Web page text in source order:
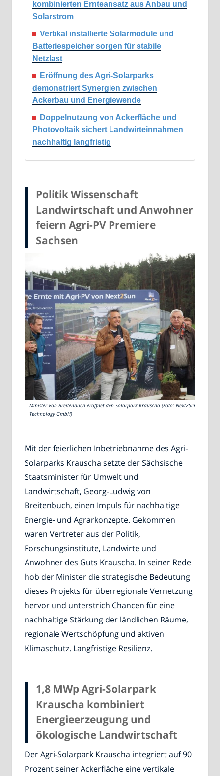
kombinierten Ernteansatz aus Anbau und
Solarstrom
Vertikal installierte Solarmodule und
Batteriespeicher sorgen für stabile
Netzlast
Eröffnung des Agri-Solarparks
demonstriert Synergien zwischen
Ackerbau und Energiewende
Doppelnutzung von Ackerfläche und
Photovoltaik sichert Landwirteinnahmen
nachhaltig langfristig
Politik Wissenschaft
Landwirtschaft und Anwohner
feiern Agri-PV Premiere
Sachsen
Minister von Breitenbuch eröffnet den Solarpark Krauscha (Foto: Next2Sun
Technology GmbH)
Mit der feierlichen Inbetriebnahme des Agri-
Solarparks Krauscha setzte der Sächsische
Staatsminister für Umwelt und
Landwirtschaft, Georg-Ludwig von
Breitenbuch, einen Impuls für nachhaltige
Energie- und Agrarkonzepte. Gekommen
waren Vertreter aus der Politik,
Forschungsinstitute, Landwirte und
Anwohner des Guts Krauscha. In seiner Rede
hob der Minister die strategische Bedeutung
dieses Projekts für überregionale Vernetzung
hervor und unterstrich Chancen für eine
nachhaltige Stärkung der ländlichen Räume,
regionale Wertschöpfung und aktiven
Klimaschutz. Langfristige Resilienz.
1,8 MWp Agri-Solarpark
Krauscha kombiniert
Energieerzeugung und
ökologische Landwirtschaft
Der Agri-Solarpark Krauscha integriert auf 90
Prozent seiner Ackerfläche eine vertikale